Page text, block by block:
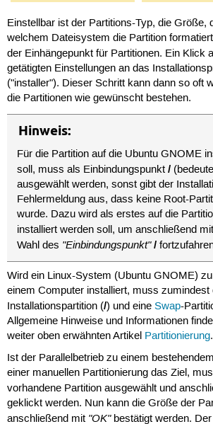
Einstellbar ist der Partitions-Typ, die Größe,
welchem Dateisystem die Partition
der Einhängepunkt für Partitionen. Ein Klick
getätigten Einstellungen an das
("installer"). Dieser Schritt kann dann so oft
die Partitionen wie gewünscht bestehen.
Hinweis:
Für die Partition auf die Ubuntu GNOME
soll, muss als Einbindungspunkt/
ausgewählt werden, sonst gibt der
Fehlermeldung aus, dass keine Root-
wurde. Dazu wird als erstes auf die
installiert werden soll, um anschließend mit
Wahl des "Einbindungspunkt" /
Wird ein Linux-System (Ubuntu GNOME)
einem Computer installiert, muss zumindest
Installationspartition (/) und eine Swap-
Allgemeine Hinweise und Informationen
weiter oben erwähnten Artikel Partitionierung.
Ist der Parallelbetrieb zu einem
einer manuellen Partitionierung das Ziel,
vorhandene Partition ausgewählt und
geklickt werden. Nun kann die Größe der
anschließend mit "OK"bestätigt werden.